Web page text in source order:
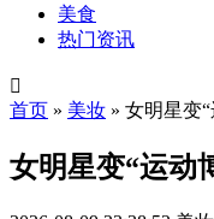
美食
热门资讯

首页 » 美妆 » 女明星变
女明星变“运动